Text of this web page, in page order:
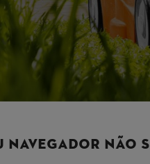
NAVEGADOR NÃO